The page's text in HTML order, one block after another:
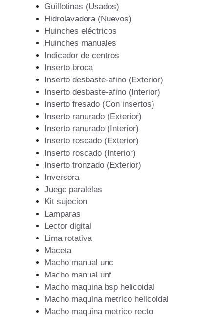
Guillotinas (Usados)
Hidrolavadora (Nuevos)
Huinches eléctricos
Huinches manuales
Indicador de centros
Inserto broca
Inserto desbaste-afino (Exterior)
Inserto desbaste-afino (Interior)
Inserto fresado (Con insertos)
Inserto ranurado (Exterior)
Inserto ranurado (Interior)
Inserto roscado (Exterior)
Inserto roscado (Interior)
Inserto tronzado (Exterior)
Inversora
Juego paralelas
Kit sujecion
Lamparas
Lector digital
Lima rotativa
Maceta
Macho manual unc
Macho manual unf
Macho maquina bsp helicoidal
Macho maquina metrico helicoidal
Macho maquina metrico recto